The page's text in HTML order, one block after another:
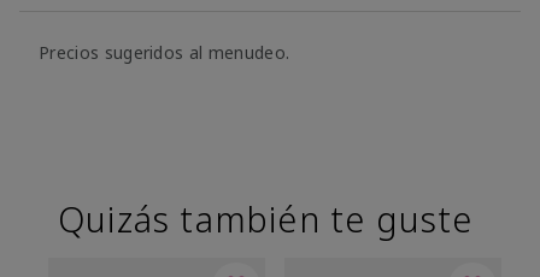
Precios sugeridos al menudeo.
Quizás también te guste